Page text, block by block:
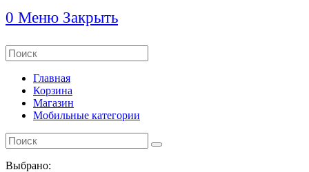
0 Меню Закрыть
Search
this
websiteГлавная
Корзина
Магазин
Мобильные категории
Выбрано: